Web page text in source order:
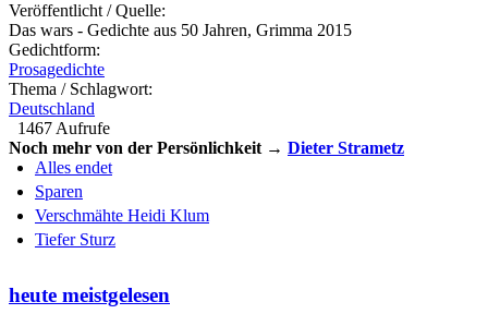
Veröffentlicht / Quelle:
Das wars - Gedichte aus 50 Jahren, Grimma 2015
Gedichtform:
Prosagedichte
Thema / Schlagwort:
Deutschland
1467 Aufrufe
Noch mehr von der Persönlichkeit → Dieter Strametz
Alles endet
Sparen
Verschmähte Heidi Klum
Tiefer Sturz
heute meistgelesen